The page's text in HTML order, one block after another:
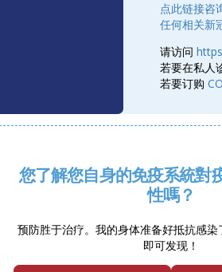
点此链接咨
任何相关新
请访问
若要在私人
若要订购
您了解您自身的免疫系統對
性嗎？
预防胜于治疗。我的身体准备好抵抗感
即可发现！